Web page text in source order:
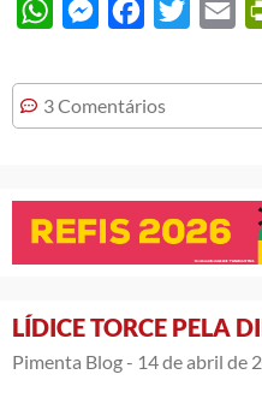
WhatsAppMessengerFacebook
Twitter
3 Comentários
LÍDICE TORCE PELA
Pimenta Blog - 14 de abril de